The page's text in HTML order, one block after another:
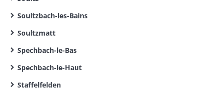
Soultzbach-les-Bains
Soultzmatt
Spechbach-le-Bas
Spechbach-le-Haut
Staffelfelden